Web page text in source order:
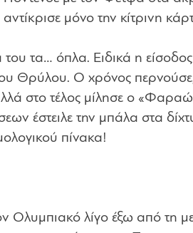
μόνο την κίτρινη
τα… όπλα. Ειδικά η
Θρύλου. Ο χρόνος
στο τέλος μίλησε ο
έστειλε την μπάλα στα
πίνακα!
Ολυμπιακό λίγο έξω από τη